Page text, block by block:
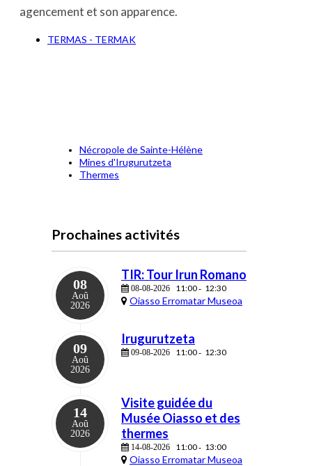
agencement et son apparence.
TERMAS - TERMAK
Nécropole de Sainte-Hélène
Mines d'Irugurutzeta
Thermes
Prochaines activités
08
Aoû
2026
TIR: Tour Irun Romano
08-08-2026 11:00- 12:30
Oiasso Erromatar Museoa
09
Aoû
2026
Irugurutzeta
09-08-2026 11:00- 12:30
14
Aoû
2026
Visite guidée du
Musée Oiasso et des
thermes
14-08-2026 11:00- 13:00
Oiasso Erromatar Museoa